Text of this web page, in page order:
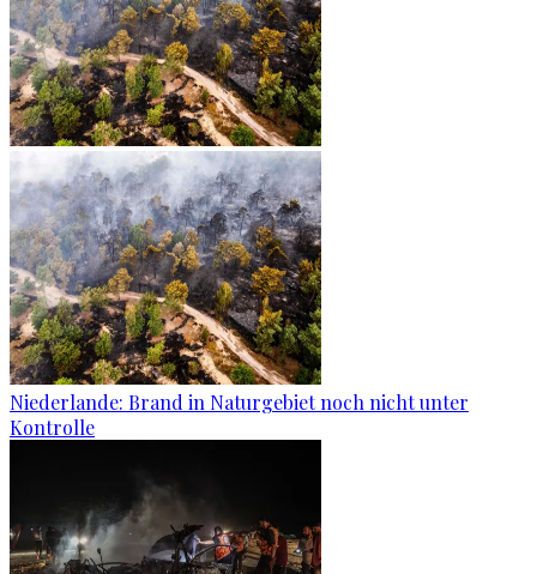
Niederlande: Brand in Naturgebiet noch nicht unter
Kontrolle